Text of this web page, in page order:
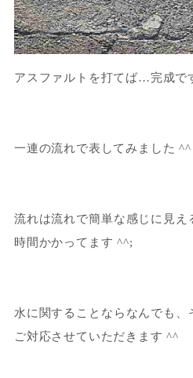
アスファルトを打てば…完成で
一連の流れで表してみました ^^
流れは流れで簡単な感じに見
時間かかってます ^^;
水に関することならなんでも、
ご対応させていただきます ^^